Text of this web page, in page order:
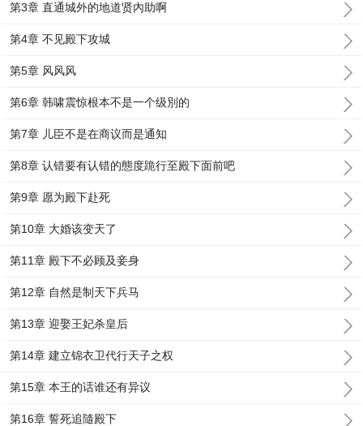
第3章 直通城外的地道贤內助啊
第4章 不见殿下攻城
第5章 风风风
第6章 韩啸震惊根本不是一个级別的
第7章 儿臣不是在商议而是通知
第8章 认错要有认错的態度跪行至殿下面前吧
第9章 愿为殿下赴死
第10章 大婚该变天了
第11章 殿下不必顾及妾身
第12章 自然是制天下兵马
第13章 迎娶王妃杀皇后
第14章 建立锦衣卫代行天子之权
第15章 本王的话谁还有异议
第16章 誓死追隨殿下